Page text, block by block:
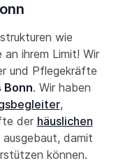
wie
ihrem Limit! Wir
und Pflegekräfte
Bonn. Wir haben
,
der häuslichen
damit
können.